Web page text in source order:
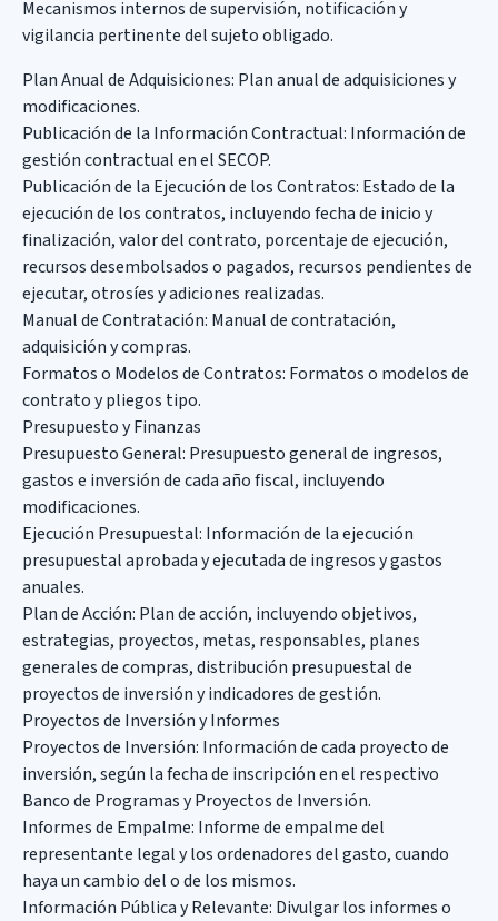
Mecanismos internos de supervisión, notificación y
vigilancia pertinente del sujeto obligado.
Plan Anual de Adquisiciones: Plan anual de adquisiciones y
modificaciones.
Publicación de la Información Contractual: Información de
gestión contractual en el SECOP.
Publicación de la Ejecución de los Contratos: Estado de la
ejecución de los contratos, incluyendo fecha de inicio y
finalización, valor del contrato, porcentaje de ejecución,
recursos desembolsados o pagados, recursos pendientes de
ejecutar, otrosíes y adiciones realizadas.
Manual de Contratación: Manual de contratación,
adquisición y compras.
Formatos o Modelos de Contratos: Formatos o modelos de
contrato y pliegos tipo.
Presupuesto y Finanzas
Presupuesto General: Presupuesto general de ingresos,
gastos e inversión de cada año fiscal, incluyendo
modificaciones.
Ejecución Presupuestal: Información de la ejecución
presupuestal aprobada y ejecutada de ingresos y gastos
anuales.
Plan de Acción: Plan de acción, incluyendo objetivos,
estrategias, proyectos, metas, responsables, planes
generales de compras, distribución presupuestal de
proyectos de inversión y indicadores de gestión.
Proyectos de Inversión y Informes
Proyectos de Inversión: Información de cada proyecto de
inversión, según la fecha de inscripción en el respectivo
Banco de Programas y Proyectos de Inversión.
Informes de Empalme: Informe de empalme del
representante legal y los ordenadores del gasto, cuando
haya un cambio del o de los mismos.
Información Pública y Relevante: Divulgar los informes o